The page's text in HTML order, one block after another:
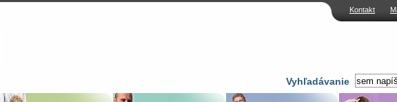
Kontakt
Vyhľadávanie